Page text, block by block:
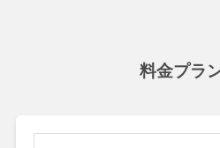
料金プラ